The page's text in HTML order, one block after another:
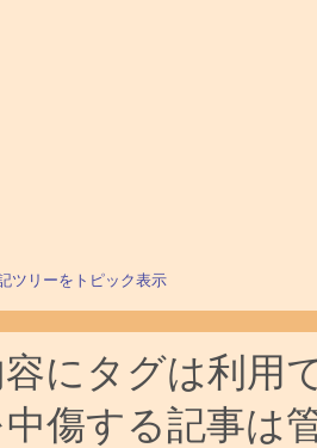
記ツリーをトピック表示
容にタグは利用
傷する記事は